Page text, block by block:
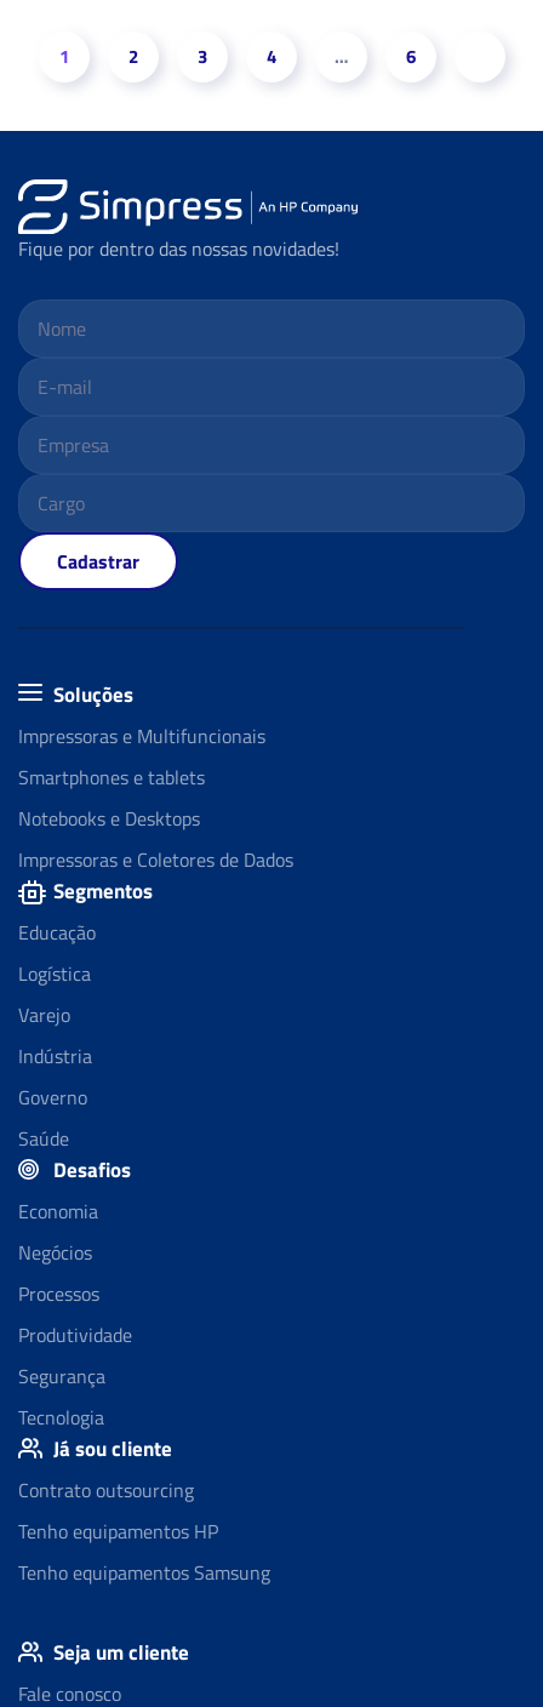
1 2 3 4 … 6
Fique por dentro das nossas novidades!
Cadastrar
Soluções
Impressoras e Multifuncionais
Smartphones e tablets
Notebooks e Desktops
Impressoras e Coletores de Dados
Segmentos
Educação
Logística
Varejo
Indústria
Governo
Saúde
Desafios
Economia
Negócios
Processos
Produtividade
Segurança
Tecnologia
Já sou cliente
Contrato outsourcing
Tenho equipamentos HP
Tenho equipamentos Samsung
Seja um cliente
Fale conosco